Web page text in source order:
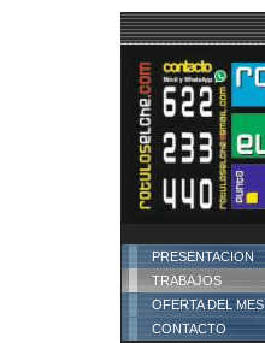
PRESENTACION
TRABAJOS
OFERTA DEL MES
CONTACTO